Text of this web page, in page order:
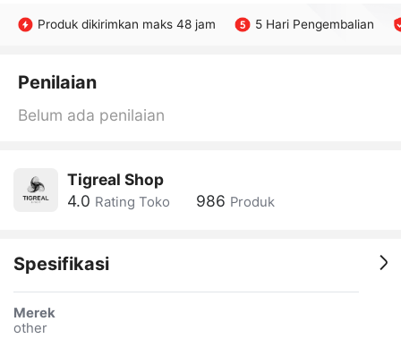
Produk dikirimkan maks 48 jam 5 Hari Pengembalian
Penilaian
Belum ada penilaian
Tigreal Shop
4.0 Rating Toko 986 Produk
Spesifikasi
Merek
other